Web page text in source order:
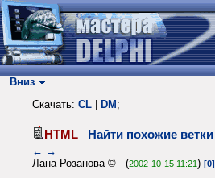
Вниз
Скачать: CL DM ;
HTML Найти похожие ветки
← →
Лана Розанова © (2002-10-15 11:21) [0]